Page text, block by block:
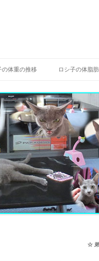
の体重の推移 ロシ子の体脂
☆ 弟